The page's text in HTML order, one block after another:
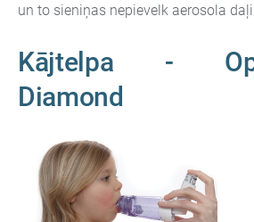
un to sieniņas nepievelk aerosola
Kājtelpa -
Diamond